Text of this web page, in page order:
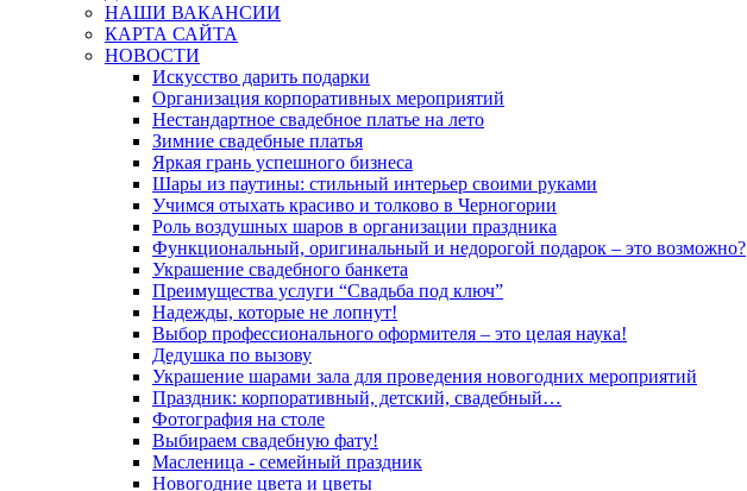
НАШИ ВАКАНСИИ
КАРТА САЙТА
НОВОСТИ
Искусство дарить подарки
Организация корпоративных мероприятий
Нестандартное свадебное платье на лето
Зимние свадебные платья
Яркая грань успешного бизнеса
Шары из паутины: стильный интерьер своими руками
Учимся отыхать красиво и толково в Черногории
Роль воздушных шаров в организации праздника
Функциональный, оригинальный и недорогой подарок – это возможно?
Украшение свадебного банкета
Преимущества услуги “Свадьба под ключ”
Надежды, которые не лопнут!
Выбор профессионального оформителя – это целая наука!
Дедушка по вызову
Украшение шарами зала для проведения новогодних мероприятий
Праздник: корпоративный, детский, свадебный…
Фотография на столе
Выбираем свадебную фату!
Масленица - семейный праздник
Новогодние цвета и цветы